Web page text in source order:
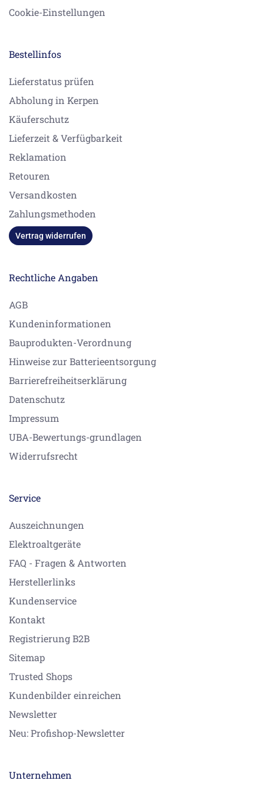
Cookie-Einstellungen
Bestellinfos
Lieferstatus prüfen
Abholung in Kerpen
Käuferschutz
Lieferzeit & Verfügbarkeit
Reklamation
Retouren
Versandkosten
Zahlungsmethoden
Vertrag widerrufen
Rechtliche Angaben
AGB
Kundeninformationen
Bauprodukten-Verordnung
Hinweise zur Batterieentsorgung
Barrierefreiheitserklärung
Datenschutz
Impressum
UBA-Bewertungs-grundlagen
Widerrufsrecht
Service
Auszeichnungen
Elektroaltgeräte
FAQ - Fragen & Antworten
Herstellerlinks
Kundenservice
Kontakt
Registrierung B2B
Sitemap
Trusted Shops
Kundenbilder einreichen
Newsletter
Neu: Profishop-Newsletter
Unternehmen